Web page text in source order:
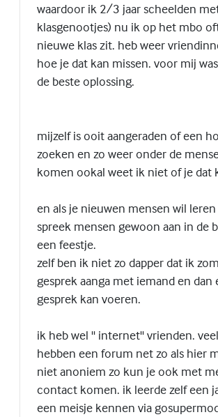
waardoor ik 2/3 jaar scheelden
klasgenootjes) nu ik op het mbo
nieuwe klas zit. heb weer
hoe je dat kan missen. voor mij
de beste oplossing.
mijzelf is ooit aangeraden of een
zoeken en zo weer onder de
komen ookal weet ik niet of je dat
en als je nieuwen mensen wil
spreek mensen gewoon aan in de
een feestje.
zelf ben ik niet zo dapper dat ik
gesprek aanga met iemand en dan
gesprek kan voeren.
ik heb wel '' internet'' vrienden.
hebben een forum net zo als hier
niet anoniem zo kun je ook met
contact komen. ik leerde zelf een
een meisje kennen via